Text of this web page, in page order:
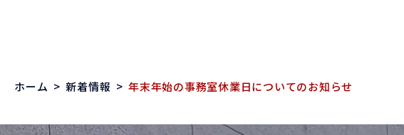
ホーム >新着情報 > 年末年始の事務室休業日についてのお知らせ